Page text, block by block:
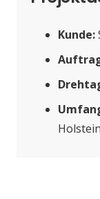
Kunde:
Holstein